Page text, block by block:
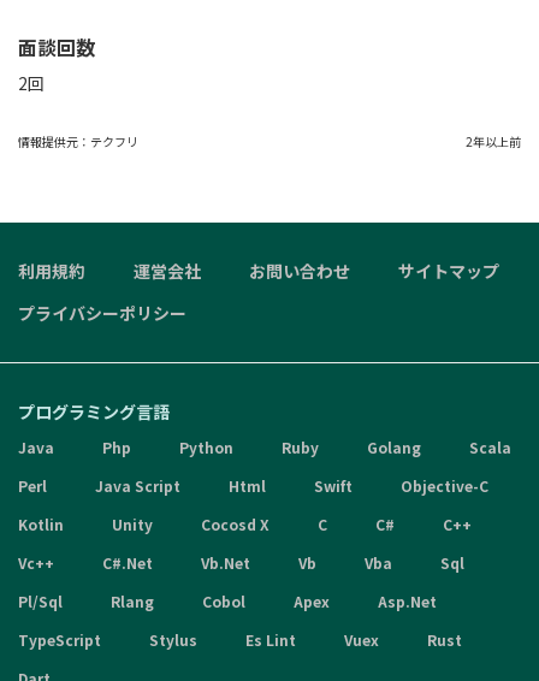
面談回数
2回
情報提供元： テクフリ 2年以上前
利用規約 運営会社 お問い合わせ
サイトマップ
プライバシーポリシー
プログラミング言語
Java Php Python Ruby Golang
Scala
Perl
Java Script Html Swift
Objective-C
Kotlin
Unity Cocosd X C C#
C++
Vc++
C#.Net Vb.Net Vb Vba
Sql
Pl/Sql
Rlang Cobol Apex
Asp.Net
TypeScript
Stylus Es Lint Vuex
Rust